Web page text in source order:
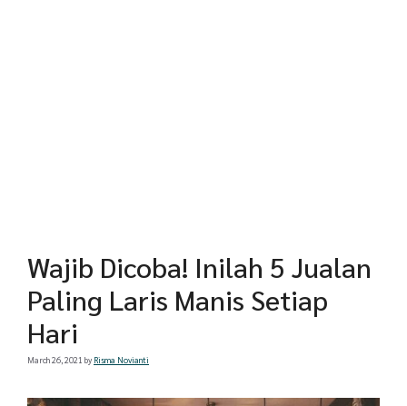
Wajib Dicoba! Inilah 5 Jualan
Paling Laris Manis Setiap
Hari
March 26, 2021 by Risma Novianti